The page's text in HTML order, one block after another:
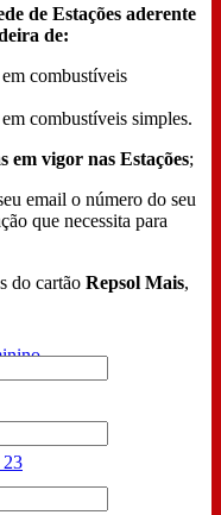
23
de Estações aderente
de:
combustíveis
combustíveis simples.
em vigor nas Estações;
email o número do seu
que necessita para
do cartão Repsol Mais,